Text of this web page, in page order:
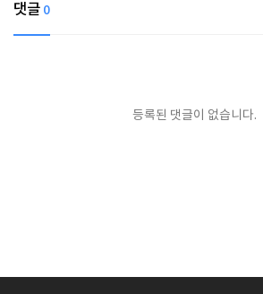
댓글 0
등록된 댓글이 없습니다.